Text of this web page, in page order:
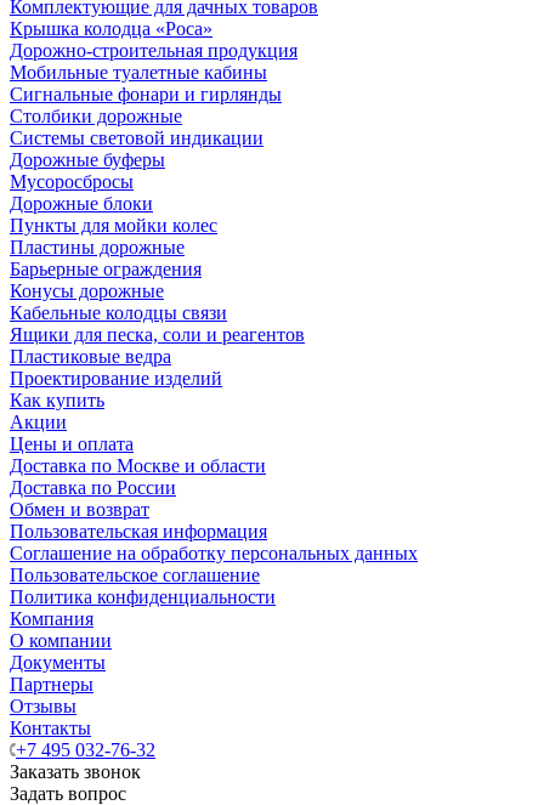
Комплектующие для дачных товаров
Крышка колодца «Роса»
Дорожно-строительная продукция
Мобильные туалетные кабины
Сигнальные фонари и гирлянды
Столбики дорожные
Системы световой индикации
Дорожные буферы
Мусоросбросы
Дорожные блоки
Пункты для мойки колес
Пластины дорожные
Барьерные ограждения
Конусы дорожные
Кабельные колодцы связи
Ящики для песка, соли и реагентов
Пластиковые ведра
Проектирование изделий
Как купить
Акции
Цены и оплата
Доставка по Москве и области
Доставка по России
Обмен и возврат
Пользовательская информация
Соглашение на обработку персональных данных
Пользовательское соглашение
Политика конфиденциальности
Компания
О компании
Документы
Партнеры
Отзывы
Контакты
+7 495 032-76-32
Заказать звонок
Задать вопрос